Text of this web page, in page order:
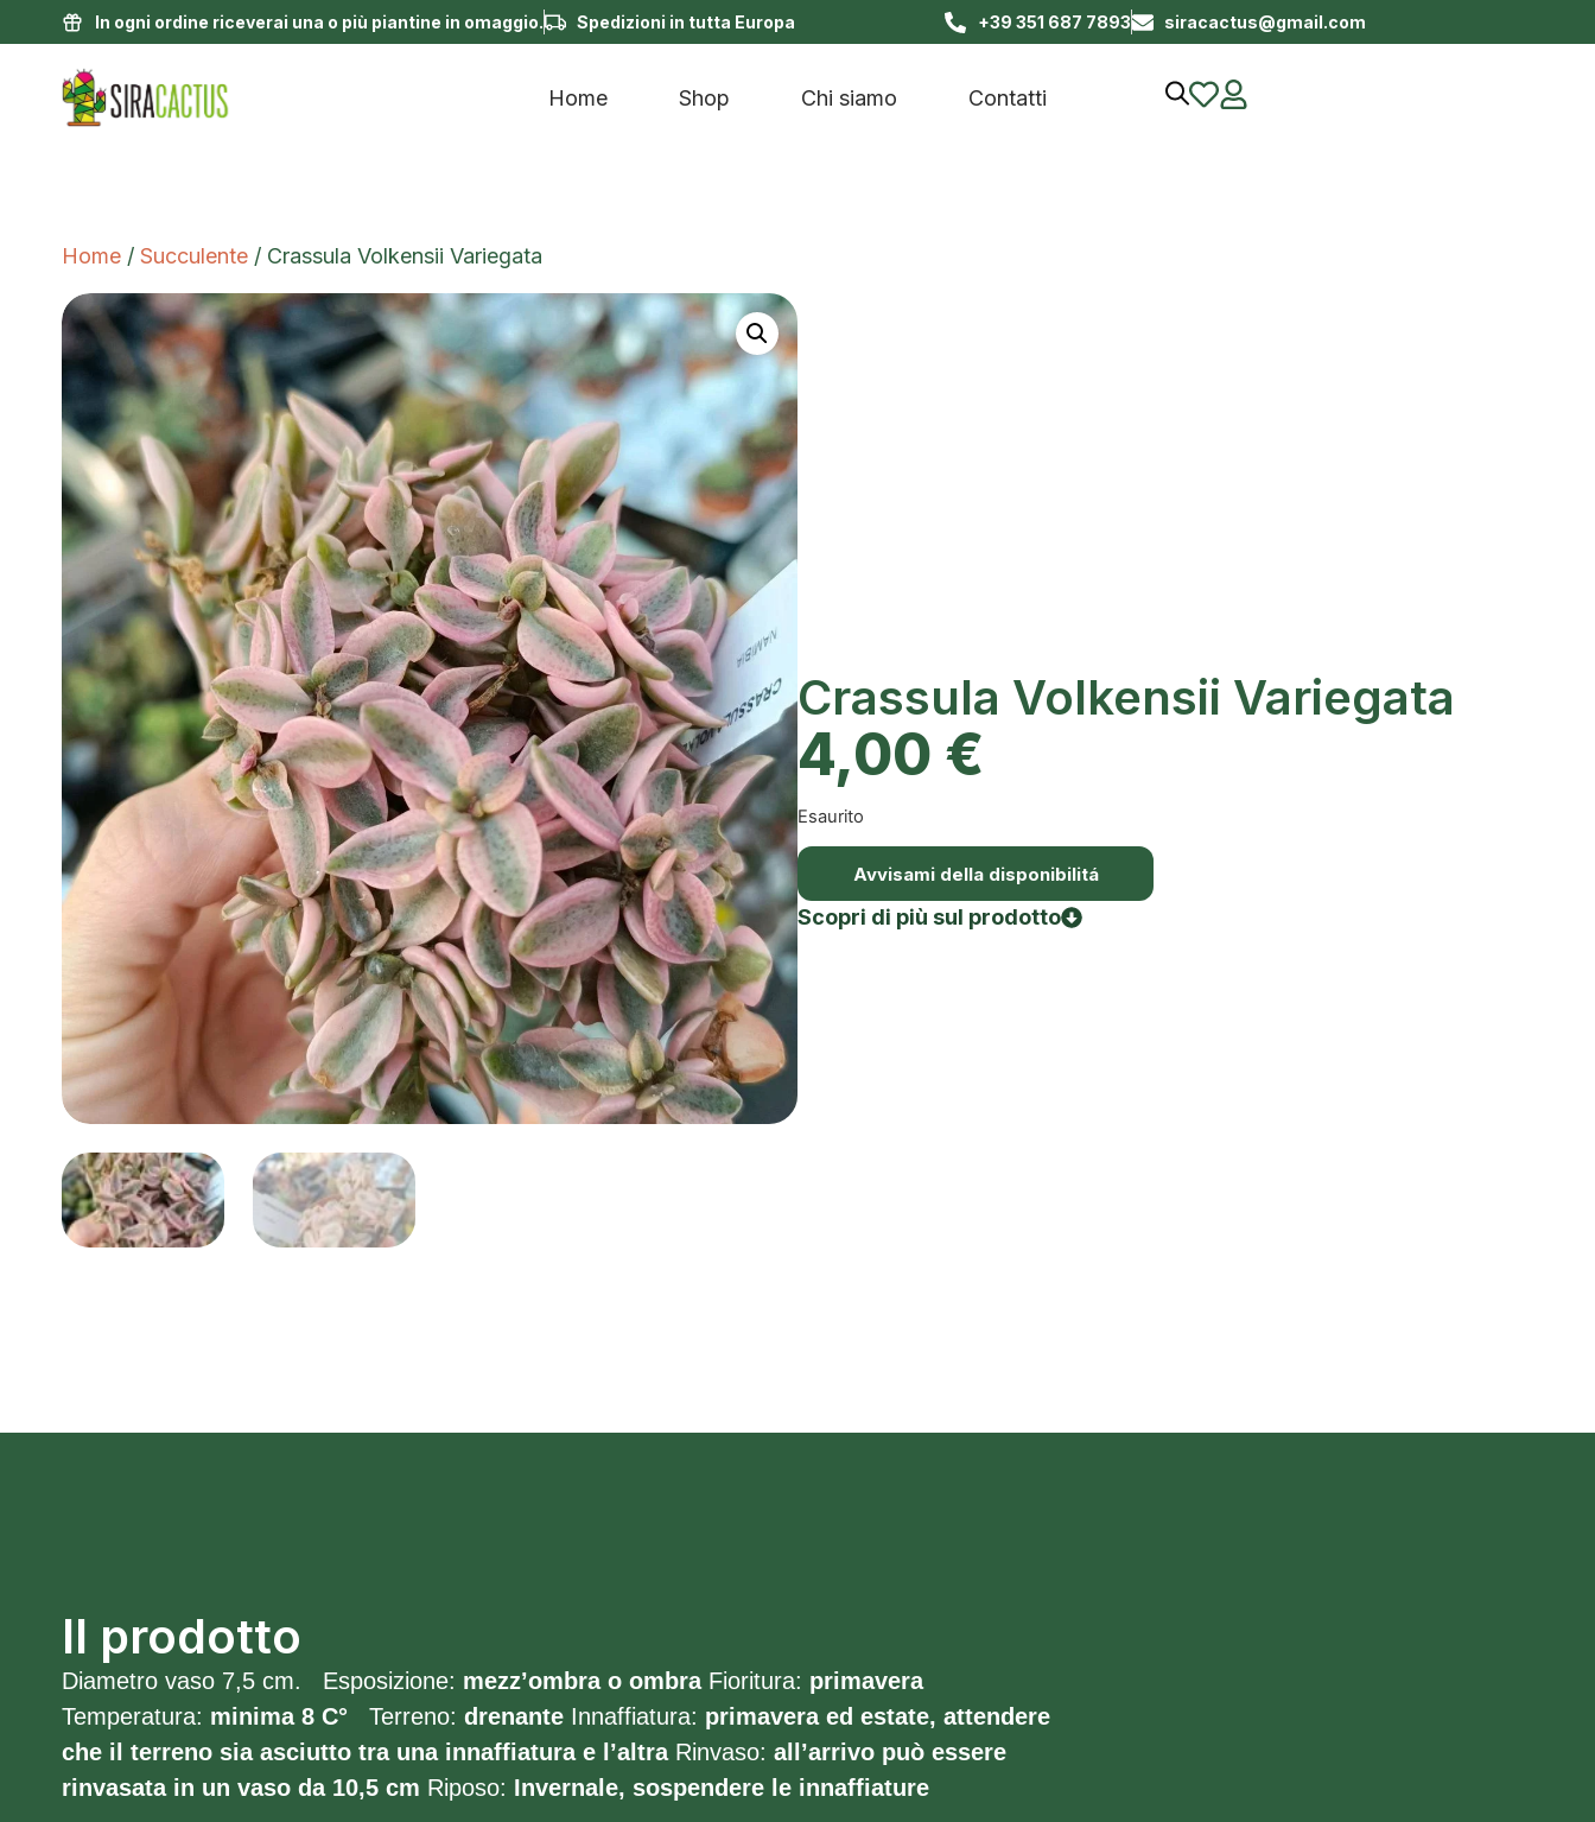
In ogni ordine riceverai una o più piantine in omaggio. Spedizioni in tutta Europa +39 351 687 7893 siracactus@gmail.com
Home Shop Chi siamo Contatti
Home / Succulente / Crassula Volkensii Variegata
Crassula Volkensii Variegata
4,00 €
Esaurito
Avvisami della disponibilitá
Scopri di più sul prodotto
Il prodotto
Diametro vaso 7,5 cm. Esposizione: mezz’ombra o ombraFioritura: primavera
Temperatura: minima 8 C° Terreno: drenante Innaffiatura: primavera ed estate, attendere
che il terreno sia asciutto tra una innaffiatura e l’altraRinvaso: all’arrivo può essere
rinvasata in un vaso da 10,5 cm Riposo: Invernale, sospendere le innaffiature